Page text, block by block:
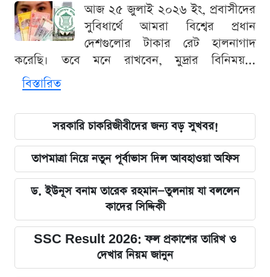
আজ ২৫ জুলাই ২০২৬ ইং, প্রবাসীদের
সুবিধার্থে আমরা বিশ্বের প্রধান
দেশগুলোর টাকার রেট হালনাগাদ
করেছি। তবে মনে রাখবেন, মুদ্রার বিনিময়...
বিস্তারিত
সরকারি চাকরিজীবীদের জন্য বড় সুখবর!
তাপমাত্রা নিয়ে নতুন পূর্বাভাস দিল আবহাওয়া অফিস
ড. ইউনূস বনাম তারেক রহমান—তুলনায় যা বললেন
কাদের সিদ্দিকী
SSC Result 2026: ফল প্রকাশের তারিখ ও
দেখার নিয়ম জানুন